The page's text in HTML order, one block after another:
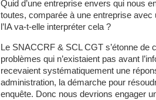
Quid d’une entreprise envers qui nous
toutes, comparée à une entreprise avec
l’IA va-t-elle interpréter cela ?
Le SNACCRF & SCL CGT s’étonne de
problèmes qui n’existaient pas avant
recevaient systématiquement une
administration, la démarche pour
enquête. Donc nous devrions engager